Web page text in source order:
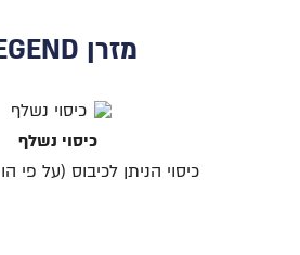
מזרן LEGEND
כיסוי נשלף
כיסוי הניתן לכיבוס (על פי